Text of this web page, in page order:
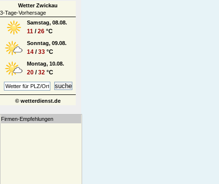
Wetter Zwickau
3-Tage-Vorhersage
Samstag, 08.08.
11 /26 °C
Sonntag, 09.08.
14 /33 °C
Montag, 10.08.
20 /32 °C
© wetterdienst.de
Firmen-Empfehlungen